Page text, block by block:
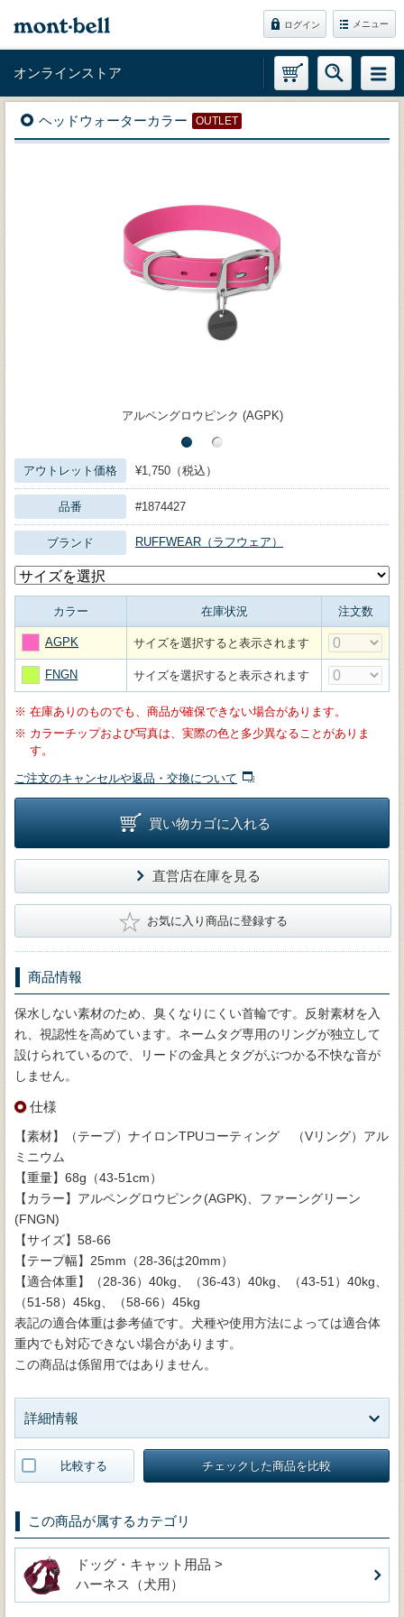
ログイン メニュー
オンラインストア
ヘッドウォーターカラー OUTLET
アルペングロウピンク (AGPK)
アウトレット価格 ¥1,750（税込）
品番 #1874427
ブランド RUFFWEAR（ラフウェア）
カラー 在庫状況 注文数
AGPK サイズを選択すると表示されます
FNGN サイズを選択すると表示されます
※ 在庫ありのものでも、商品が確保できない場合があります。
※ カラーチップおよび写真は、実際の色と多少異なることがありま
す。
ご注文のキャンセルや返品・交換について
買い物カゴに入れる
直営店在庫を見る
★ お気に入り商品に登録する
商品情報
保水しない素材のため、臭くなりにくい首輪です。反射素材を入
れ、視認性を高めています。ネームタグ専用のリングが独立して
設けられているので、リードの金具とタグがぶつかる不快な音が
しません。
仕様
【素材】（テープ）ナイロンTPUコーティング （Vリング）アル
ミニウム
【重量】68g（43-51cm）
【カラー】アルペングロウピンク(AGPK)、ファーングリーン
(FNGN)
【サイズ】58-66
【テープ幅】25mm（28-36は20mm）
【適合体重】（28-36）40kg、（36-43）40kg、（43-51）40kg、
（51-58）45kg、（58-66）45kg
表記の適合体重は参考値です。犬種や使用方法によっては適合体
重内でも対応できない場合があります。
この商品は係留用ではありません。
詳細情報
比較する チェックした商品を比較
この商品が属するカテゴリ
ドッグ・キャット用品 >
ハーネス（犬用）